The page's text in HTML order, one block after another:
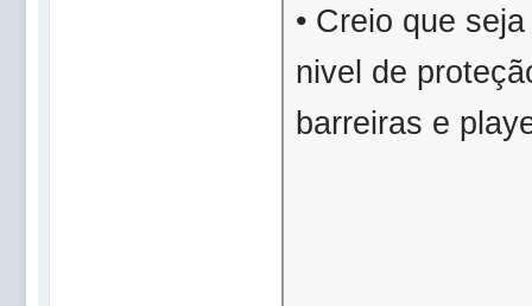
• Creio que
nivel de
barreiras e